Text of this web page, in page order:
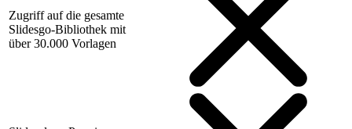
Zugriff auf die gesamte
Slidesgo-Bibliothek mit
über 30.000 Vorlagen